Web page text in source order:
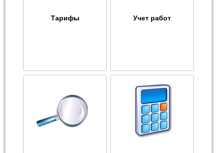
Тарифы Учет работ